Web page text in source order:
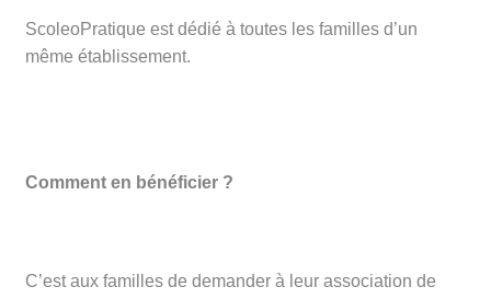
ScoleoPratique est dédié à toutes les familles d’un
même établissement.
Comment en bénéficier ?
C’est aux familles de demander à leur association de